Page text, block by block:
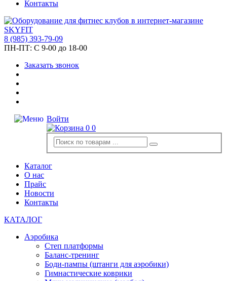
Контакты
8 (985) 393-79-09
ПН-ПТ: С 9-00 до 18-00
Заказать звонок
Войти
0 0
Каталог
О нас
Прайс
Новости
Контакты
КАТАЛОГ
Аэробика
Степ платформы
Баланс-тренинг
Боди-пампы (штанги для аэробики)
Гимнастические коврики